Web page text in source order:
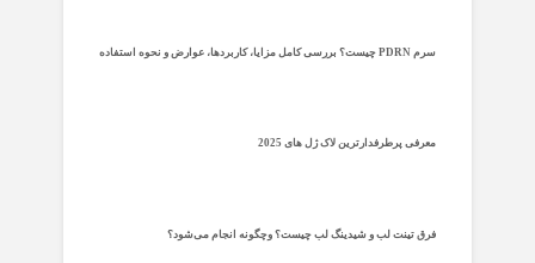
سرم PDRN چیست؟ بررسی کامل مزایا، کاربردها، عوارض و نحوه استفاده
معرفی پرطرفدارترین لاک ژل های 2025
فرق تینت لب و شیدینگ لب چیست؟ وچگونه انجام می‌شود؟